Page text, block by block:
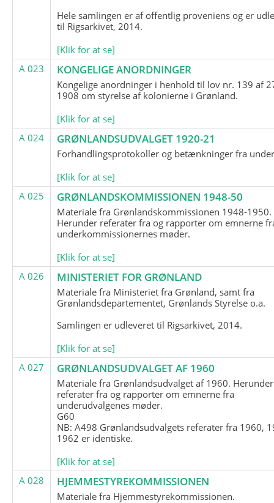
Hele samlingen er af offentlig proveniens og er
til Rigsarkivet, 2014.
[Klik for at se]
A 023
KONGELIGE ANORDNINGER
Kongelige anordninger i henhold til lov nr. 139 af
1908 om styrelse af kolonierne i Grønland.
[Klik for at se]
A 024
GRØNLANDSUDVALGET 1920-21
Forhandlingsprotokoller og betænkninger fra
[Klik for at se]
A 025
GRØNLANDSKOMMISSIONEN 1948-50
Materiale fra Grønlandskommissionen 1948-1950.
Herunder referater fra og rapporter om emnerne
underkommissionernes møder.
[Klik for at se]
A 026
MINISTERIET FOR GRØNLAND
Materiale fra Ministeriet fra Grønland, samt fra
Grønlandsdepartementet, Grønlands Styrelse o.a.
Samlingen er udleveret til Rigsarkivet, 2014.
[Klik for at se]
A 027
GRØNLANDSUDVALGET AF 1960
Materiale fra Grønlandsudvalget af 1960. Herunder
referater fra og rapporter om emnerne fra
underudvalgenes møder.
G60
NB: A498 Grønlandsudvalgets referater fra 1960,
1962 er identiske.
[Klik for at se]
A 028
HJEMMESTYREKOMMISSIONEN
Materiale fra Hjemmestyrekommissionen.